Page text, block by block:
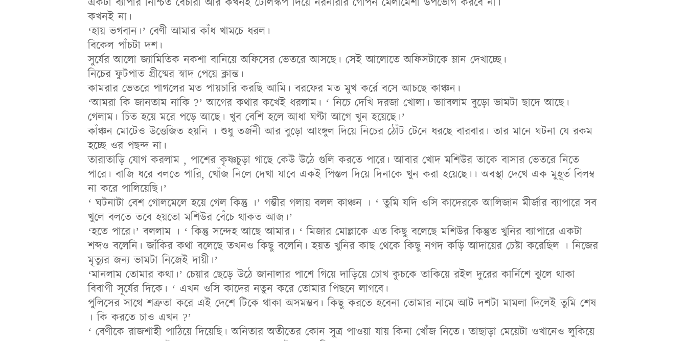
কখনই না।
‘হায় ভগবান।’ বেণী আমার কাঁধ খামচে ধরল।
বিকেল পাঁচটা দশ।
সুর্যের আলো জ্যামিতিক নকশা বানিয়ে অফিসের ভেতরে আসছে। সেই আলোতে অফিসটাকে ম্লান দেখাচ্ছে।
নিচের ফুটপাত গ্রীষ্মের স্বাদ পেয়ে ক্লান্ত।
কামরার ভেতরে পাগলের মত পায়চারি করছি আমি। বরফের মত মুখ কর্রে বসে আচছে কাঞ্চন।
‘আমরা কি জানতাম নাকি ?’ আগের কথার কখেই ধরলাম। ‘ নিচে দেখি দরজা খোলা। ভাাবলাম বুড়ো ভামটা ছাদে আছে।
গেলাম। চিত হয়ে মরে পড়ে আছে। খুব বেশি হলে আধা ঘণ্টা আগে খুন হয়েছে।’
কাঁঞ্চন মোটেও উত্তেজিত হয়নি । শুধু তর্জনী আর বুড়ো আংঙ্গুল দিয়ে নিচের ঠোঁট টেনে ধরছে বারবার। তার মানে ঘটনা যে রকম
হচ্ছে ওর পছন্দ না।
তারাতাড়ি যোগ করলাম , পাশের কৃষ্ণচুড়া গাছে কেউ উঠে গুলি করতে পারে। আবার খোদ মশিউর তাকে বাসার ভেতরে নিতে
পারে। বাজি ধরে বলতে পারি, খোঁজ নিলে দেখা যাবে একই পিস্তল দিয়ে দিনাকে খুন করা হয়েছে।। অবস্থা দেখে এক মুহূর্ত বিলম্ব
না করে পালিয়েছি।’
‘ ঘটনাটা বেশ গোলমেলে হয়ে গেল কিন্তু ।’ গম্ভীর গলায় বলল কাঞ্চন । ‘ তুমি যদি ওসি কাদেরকে আলিজান মীর্জার ব্যাপারে সব
খুলে বলতে তবে হয়তো মশিউর বেঁচে থাকত আজ।’
‘হতে পারে।’ বললাম । ‘ কিন্তু সন্দেহ আছে আমার। ‘ মিজার মোল্লাকে এত কিছু বলেছে মশিউর কিন্তুত খুনির ব্যাপারে একটা
শব্দও বলেনি। জাঁকির কথা বলেছে তখনও কিছু বলেনি। হয়ত খুনির কাছ থেকে কিছু নগদ কড়ি আদায়ের চেষ্টা করেছিল । নিজের
মৃত্যুর জন্য ভামটা নিজেই দায়ী।’
‘মানলাম তোমার কথা।’ চেয়ার ছেড়ে উঠে জানালার পাশে গিয়ে দাড়িয়ে চোখ কুচকে তাকিয়ে রইল দুরের কার্নিশে ঝুলে থাকা
বিবাগী সূর্যের দিকে। ‘ এখন ওসি কাদের নতুন করে তোমার পিছনে লাগবে।
পুলিসের সাথে শত্রুতা করে এই দেশে টিকে থাকা অসমম্ভব। কিছু করতে হবেনা তোমার নামে আট দশটা মামলা দিলেই তুমি শেষ
। কি করতে চাও এখন ?’
‘ বেণীকে রাজশাহী পাঠিয়ে দিয়েছি। অনিতার অতীতের কোন সুত্র পাওয়া যায় কিনা খোঁজ নিতে। তাছাড়া মেয়েটা ওখানেও লুকিয়ে